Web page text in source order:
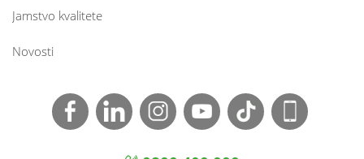
Jamstvo kvalitete
Novosti